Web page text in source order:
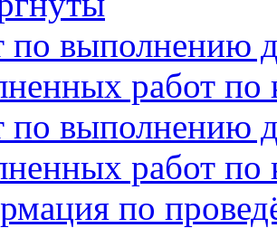
по выполнению
работ по
по выполнению
работ по
по